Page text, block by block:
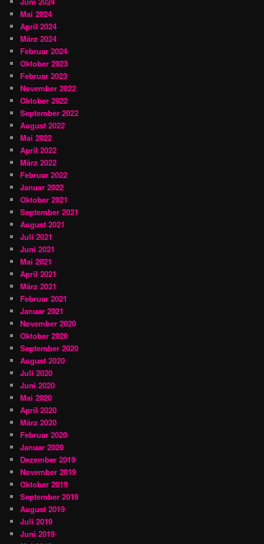
Mai 2024
April 2024
März 2024
Februar 2024
Oktober 2023
Februar 2023
November 2022
Oktober 2022
September 2022
August 2022
Mai 2022
April 2022
März 2022
Februar 2022
Januar 2022
Oktober 2021
September 2021
August 2021
Juli 2021
Juni 2021
Mai 2021
April 2021
März 2021
Februar 2021
Januar 2021
November 2020
Oktober 2020
September 2020
August 2020
Juli 2020
Juni 2020
Mai 2020
April 2020
März 2020
Februar 2020
Januar 2020
Dezember 2019
November 2019
Oktober 2019
September 2019
August 2019
Juli 2019
Juni 2019